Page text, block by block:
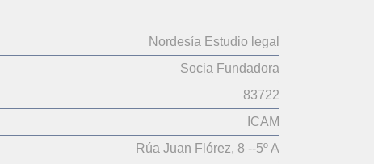
Nordesía Estudio legal
Socia Fundadora
83722
ICAM
Rúa Juan Flórez, 8 --5º A